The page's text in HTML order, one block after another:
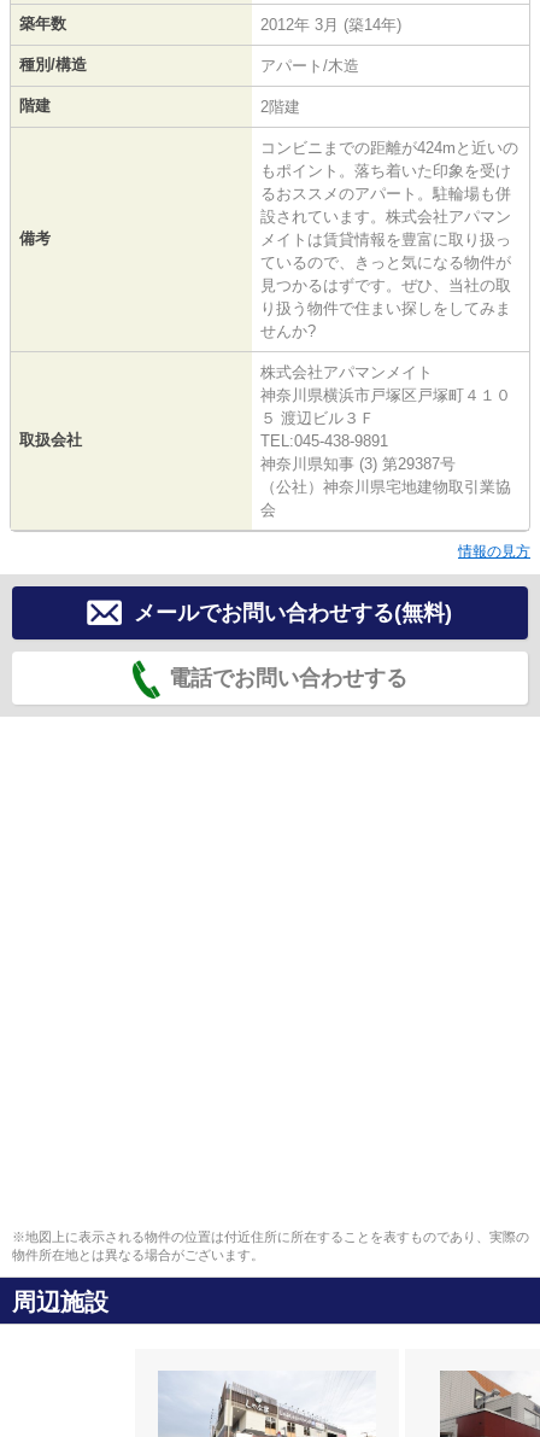
築年数 2012年 3月 (築14年)
種別/構造 アパート/木造
階建 2階建
備考
コンビニまでの距離が424mと近いの
もポイント。落ち着いた印象を受け
るおススメのアパート。駐輪場も併
設されています。株式会社アパマン
メイトは賃貸情報を豊富に取り扱っ
ているので、きっと気になる物件が
見つかるはずです。ぜひ、当社の取
り扱う物件で住まい探しをしてみま
せんか?
取扱会社
株式会社アパマンメイト
神奈川県横浜市戸塚区戸塚町４１０
５ 渡辺ビル３Ｆ
TEL:045-438-9891
神奈川県知事 (3) 第29387号
（公社）神奈川県宅地建物取引業協
会
情報の見方
メールでお問い合わせする(無料)
電話でお問い合わせする
※地図上に表示される物件の位置は付近住所に所在することを表すものであり、実際の
物件所在地とは異なる場合がございます。
周辺施設